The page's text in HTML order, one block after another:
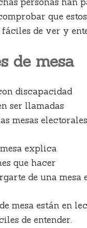
que
fáciles de ver y
de mesa
discapacidad
ser llamadas
mesas
explica
que hacer
de una mesa
mesa están en
de entender.